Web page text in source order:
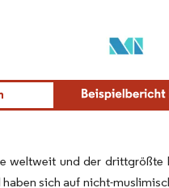
weltweit und der drittgrößte
sich auf nicht-